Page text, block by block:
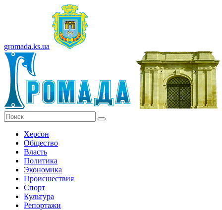
gromada.ks.ua
Херсон
Общество
Власть
Политика
Экономика
Происшествия
Спорт
Культура
Репортажи